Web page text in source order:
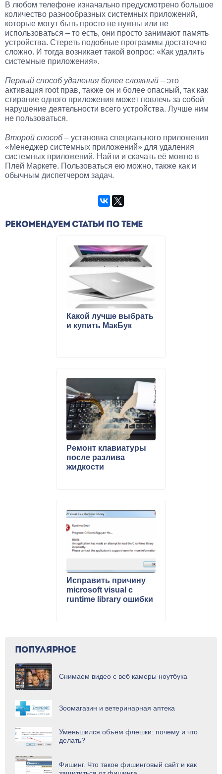
В любом телефоне изначально предусмотрено большое
количество разнообразных системных приложений,
которые могут быть просто не нужны или не
использоваться – то есть, они просто занимают память
устройства. Стереть подобные программы достаточно
сложно. И тогда возникает такой вопрос: «Как удалить
системные приложения».
Первый способ удаления более сложный – это
активация root прав, также он и более опасный, так как
стирание одного приложения может повлечь за собой
нарушение деятельности всего устройства. Лучше ним
не пользоваться.
Второй способ– установка специального приложения
«Менеджер системных приложений» для удаления
системных приложений. Найти и скачать её можно в
Плей Маркете. Пользоваться ею можно, также как и
обычным диспетчером задач.
РЕКОМЕНДУЕМ СТАТЬИ ПО ТЕМЕ
Какой лучше выбрать
и купить МакБук
Ремонт клавиатуры
после разлива
жидкости
Исправить причину
microsoft visual c
runtime library ошибки
ПОПУЛЯРНОЕ
Снимаем видео с веб камеры ноутбука
Зоомагазин и ветеринарная аптека
Уменьшился объем флешки: почему и что
делать?
Фишинг. Что такое фишинговый сайт и как